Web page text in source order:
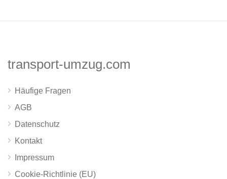
transport-umzug.com
Häufige Fragen
AGB
Datenschutz
Kontakt
Impressum
Cookie-Richtlinie (EU)